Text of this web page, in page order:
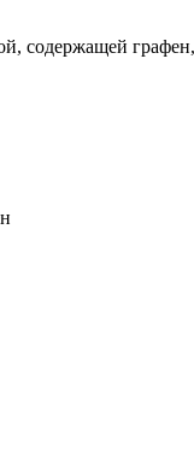
содержащей